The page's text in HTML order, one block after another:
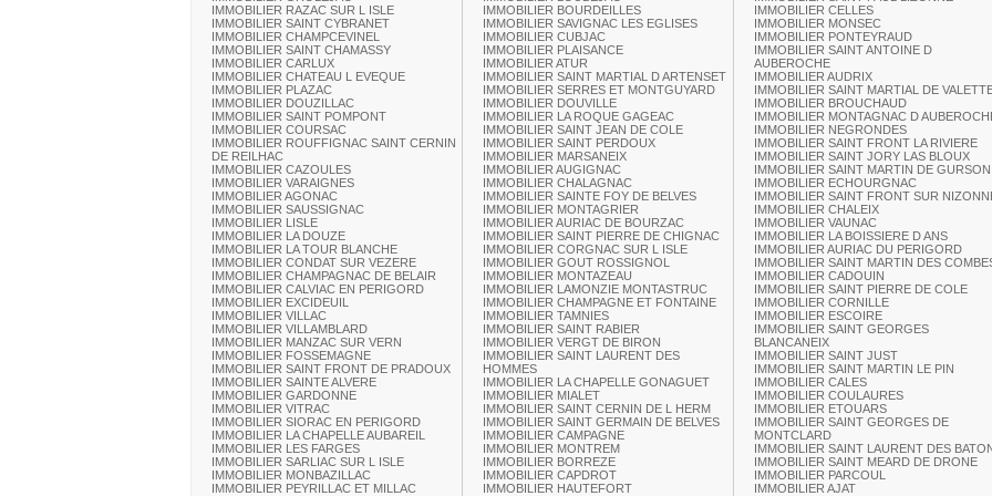
IMMOBILIER RAZAC SUR L ISLE
IMMOBILIER SAINT CYBRANET
IMMOBILIER CHAMPCEVINEL
IMMOBILIER SAINT CHAMASSY
IMMOBILIER CARLUX
IMMOBILIER CHATEAU L EVEQUE
IMMOBILIER PLAZAC
IMMOBILIER DOUZILLAC
IMMOBILIER SAINT POMPONT
IMMOBILIER COURSAC
IMMOBILIER ROUFFIGNAC SAINT CERNIN
DE REILHAC
IMMOBILIER CAZOULES
IMMOBILIER VARAIGNES
IMMOBILIER AGONAC
IMMOBILIER SAUSSIGNAC
IMMOBILIER LISLE
IMMOBILIER LA DOUZE
IMMOBILIER LA TOUR BLANCHE
IMMOBILIER CONDAT SUR VEZERE
IMMOBILIER CHAMPAGNAC DE BELAIR
IMMOBILIER CALVIAC EN PERIGORD
IMMOBILIER EXCIDEUIL
IMMOBILIER VILLAC
IMMOBILIER VILLAMBLARD
IMMOBILIER MANZAC SUR VERN
IMMOBILIER FOSSEMAGNE
IMMOBILIER SAINT FRONT DE PRADOUX
IMMOBILIER SAINTE ALVERE
IMMOBILIER GARDONNE
IMMOBILIER VITRAC
IMMOBILIER SIORAC EN PERIGORD
IMMOBILIER LA CHAPELLE AUBAREIL
IMMOBILIER LES FARGES
IMMOBILIER SARLIAC SUR L ISLE
IMMOBILIER MONBAZILLAC
IMMOBILIER PEYRILLAC ET MILLAC
IMMOBILIER BOURDEILLES
IMMOBILIER SAVIGNAC LES EGLISES
IMMOBILIER CUBJAC
IMMOBILIER PLAISANCE
IMMOBILIER ATUR
IMMOBILIER SAINT MARTIAL D ARTENSET
IMMOBILIER SERRES ET MONTGUYARD
IMMOBILIER DOUVILLE
IMMOBILIER LA ROQUE GAGEAC
IMMOBILIER SAINT JEAN DE COLE
IMMOBILIER SAINT PERDOUX
IMMOBILIER MARSANEIX
IMMOBILIER AUGIGNAC
IMMOBILIER CHALAGNAC
IMMOBILIER SAINTE FOY DE BELVES
IMMOBILIER MONTAGRIER
IMMOBILIER AURIAC DE BOURZAC
IMMOBILIER SAINT PIERRE DE CHIGNAC
IMMOBILIER CORGNAC SUR L ISLE
IMMOBILIER GOUT ROSSIGNOL
IMMOBILIER MONTAZEAU
IMMOBILIER LAMONZIE MONTASTRUC
IMMOBILIER CHAMPAGNE ET FONTAINE
IMMOBILIER TAMNIES
IMMOBILIER SAINT RABIER
IMMOBILIER VERGT DE BIRON
IMMOBILIER SAINT LAURENT DES
HOMMES
IMMOBILIER LA CHAPELLE GONAGUET
IMMOBILIER MIALET
IMMOBILIER SAINT CERNIN DE L HERM
IMMOBILIER SAINT GERMAIN DE BELVES
IMMOBILIER CAMPAGNE
IMMOBILIER MONTREM
IMMOBILIER BORREZE
IMMOBILIER CAPDROT
IMMOBILIER HAUTEFORT
IMMOBILIER CELLES
IMMOBILIER MONSEC
IMMOBILIER PONTEYRAUD
IMMOBILIER SAINT ANTOINE D
AUBEROCHE
IMMOBILIER AUDRIX
IMMOBILIER SAINT MARTIAL DE
IMMOBILIER BROUCHAUD
IMMOBILIER MONTAGNAC D
IMMOBILIER NEGRONDES
IMMOBILIER SAINT FRONT LA RIVIERE
IMMOBILIER SAINT JORY LAS BLOUX
IMMOBILIER SAINT MARTIN DE GURSON
IMMOBILIER ECHOURGNAC
IMMOBILIER SAINT FRONT SUR
IMMOBILIER CHALEIX
IMMOBILIER VAUNAC
IMMOBILIER LA BOISSIERE D ANS
IMMOBILIER AURIAC DU PERIGORD
IMMOBILIER SAINT MARTIN DES
IMMOBILIER CADOUIN
IMMOBILIER SAINT PIERRE DE COLE
IMMOBILIER CORNILLE
IMMOBILIER ESCOIRE
IMMOBILIER SAINT GEORGES
BLANCANEIX
IMMOBILIER SAINT JUST
IMMOBILIER SAINT MARTIN LE PIN
IMMOBILIER CALES
IMMOBILIER COULAURES
IMMOBILIER ETOUARS
IMMOBILIER SAINT GEORGES DE
MONTCLARD
IMMOBILIER SAINT LAURENT DES
IMMOBILIER SAINT MEARD DE DRONE
IMMOBILIER PARCOUL
IMMOBILIER AJAT